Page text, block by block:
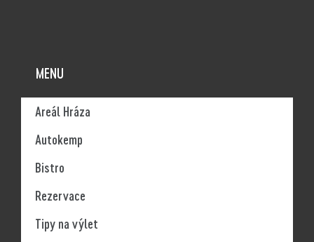
MENU
Areál Hráza
Autokemp
Bistro
Rezervace
Tipy na výlet